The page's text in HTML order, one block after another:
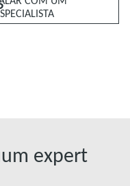
expert